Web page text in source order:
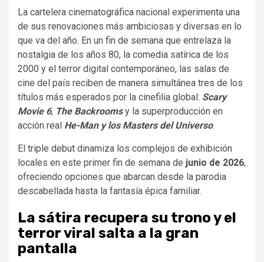
La cartelera cinematográfica nacional experimenta una
de sus renovaciones más ambiciosas y diversas en lo
que va del año. En un fin de semana que entrelaza la
nostalgia de los años 80, la comedia satírica de los
2000 y el terror digital contemporáneo, las salas de
cine del país reciben de manera simultánea tres de los
títulos más esperados por la cinefilia global: Scary
Movie 6, The Backroomsy la superproducción en
acción real He-Man y los Masters del Universo.
El triple debut dinamiza los complejos de exhibición
locales en este primer fin de semana de junio de 2026,
ofreciendo opciones que abarcan desde la parodia
descabellada hasta la fantasía épica familiar.
La sátira recupera su trono y el
terror viral salta a la gran
pantalla